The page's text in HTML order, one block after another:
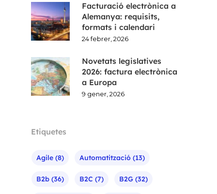
Facturació electrònica a
Alemanya: requisits,
formats i calendari
24 febrer, 2026
Novetats legislatives
2026: factura electrònica
a Europa
9 gener, 2026
Etiquetes
Agile (8) Automatització (13)
B2b (36) B2C (7) B2G (32)